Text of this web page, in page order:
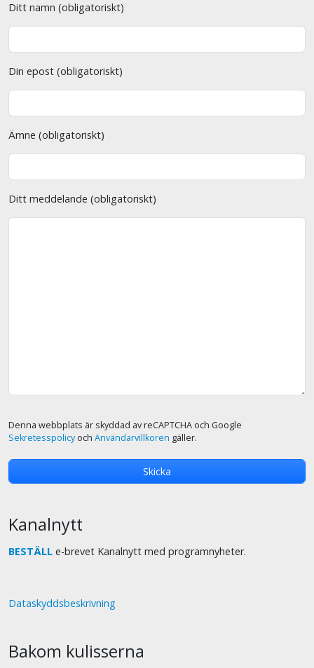
Ditt namn (obligatoriskt)
Din epost (obligatoriskt)
Ämne (obligatoriskt)
Ditt meddelande (obligatoriskt)
Denna webbplats är skyddad av reCAPTCHA och Google
Sekretesspolicyoch Användarvillkoren gäller.
Kanalnytt
BESTÄLL e-brevet Kanalnytt med programnyheter.
Dataskyddsbeskrivning
Bakom kulisserna